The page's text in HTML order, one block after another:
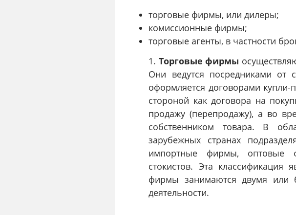
торговые фирмы, или дилеры;
комиссионные фирмы;
торговые агенты, в частности
1. Торговые фирмы
Они ведутся посредниками от
оформляется договорами
стороной как договора на
продажу (перепродажу), а во
собственником товара. В
зарубежных странах
импортные фирмы, оптовые
стокистов. Эта классификация
фирмы занимаются двумя или
деятельности.